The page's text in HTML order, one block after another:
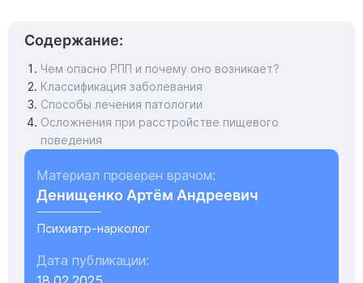
Содержание:
Чем опасно РПП и почему оно возникает?
Классификация заболевания
Способы лечения патологии
Осложнения при расстройстве пищевого
поведения
Материал проверен врачом:
Денищенко Артём Андреевич
Психиатр-нарколог
Дата публикации: